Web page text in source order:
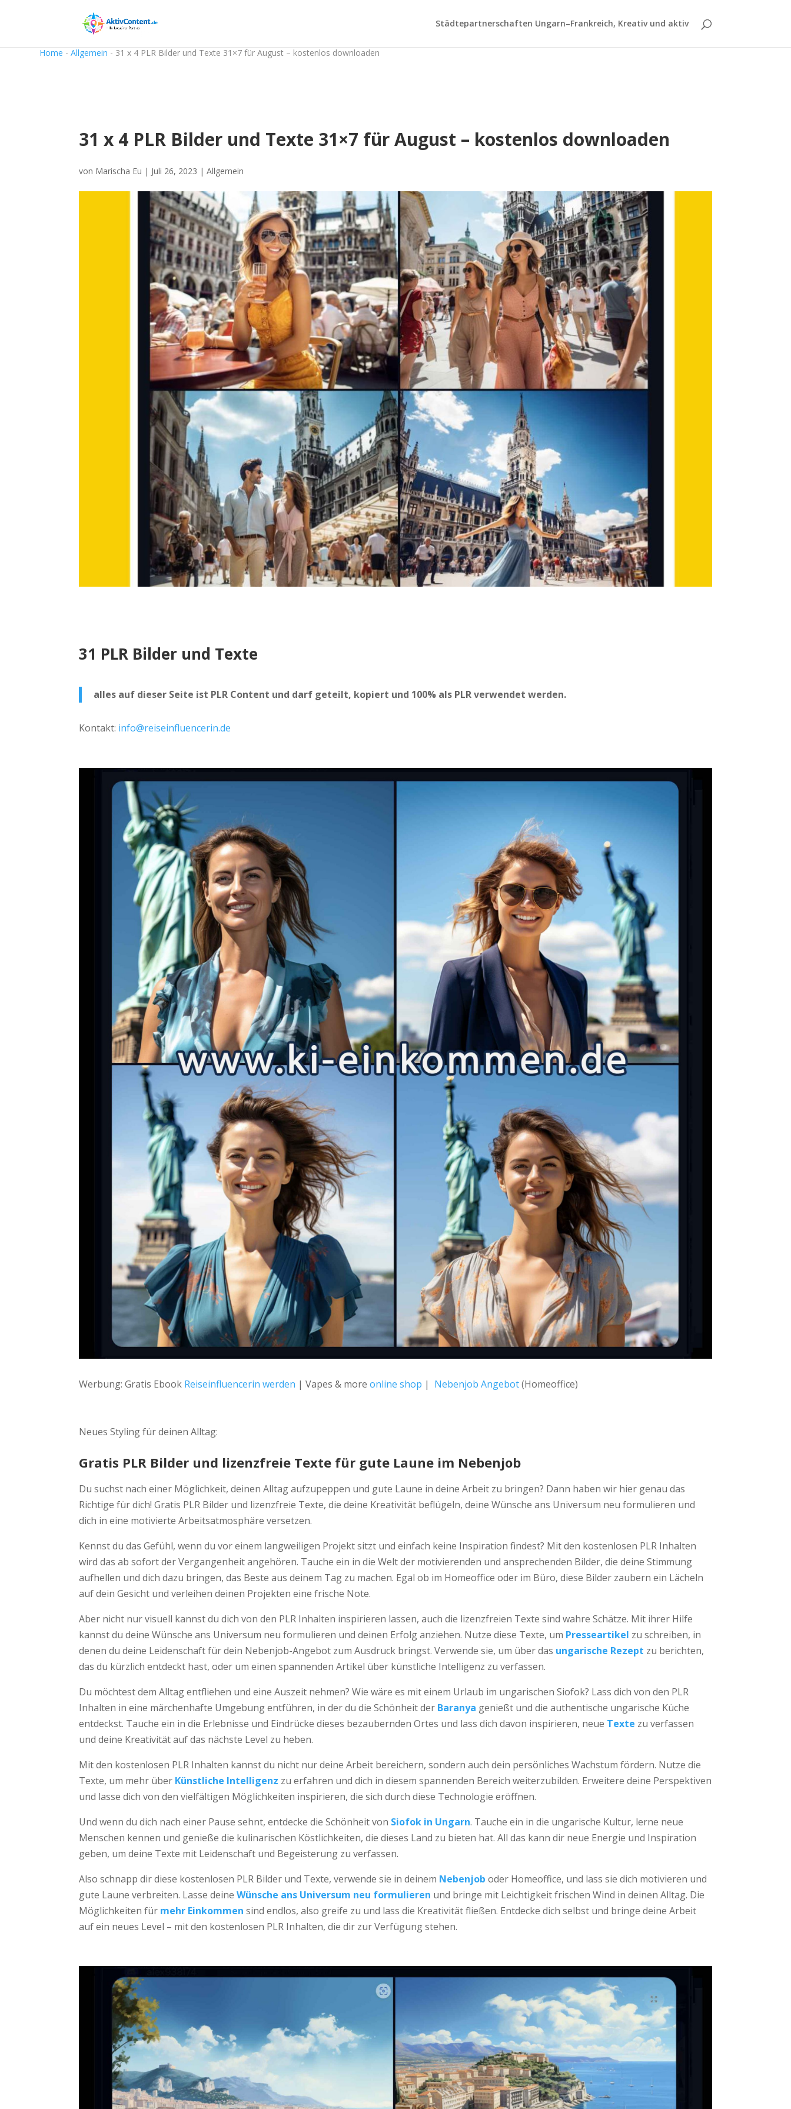
Städtepartnerschaften Ungarn–Frankreich, Kreativ und aktiv
Home -Allgemein - 31 x 4 PLR Bilder und Texte 31×7 für August – kostenlos downloaden
31 x 4 PLR Bilder und Texte 31×7 für August – kostenlos downloaden
von Marischa Eu | Juli 26, 2023 |Allgemein
31 PLR Bilder und Texte
alles auf dieser Seite ist PLR Content und darf geteilt, kopiert und 100% als PLR verwendet werden.
Kontakt: info@reiseinfluencerin.de
Werbung: Gratis Ebook Reiseinfluencerin werden | Vapes & moreonline shop | Nebenjob Angebot(Homeoffice)
Neues Styling für deinen Alltag:
Gratis PLR Bilder und lizenzfreie Texte für gute Laune im Nebenjob
Du suchst nach einer Möglichkeit, deinen Alltag aufzupeppen und gute Laune in deine Arbeit zu bringen? Dann haben wir hier genau das
Richtige für dich! Gratis PLR Bilder und lizenzfreie Texte, die deine Kreativität beflügeln, deine Wünsche ans Universum neu formulieren und
dich in eine motivierte Arbeitsatmosphäre versetzen.
Kennst du das Gefühl, wenn du vor einem langweiligen Projekt sitzt und einfach keine Inspiration findest? Mit den kostenlosen PLR Inhalten
wird das ab sofort der Vergangenheit angehören. Tauche ein in die Welt der motivierenden und ansprechenden Bilder, die deine Stimmung
aufhellen und dich dazu bringen, das Beste aus deinem Tag zu machen. Egal ob im Homeoffice oder im Büro, diese Bilder zaubern ein Lächeln
auf dein Gesicht und verleihen deinen Projekten eine frische Note.
Aber nicht nur visuell kannst du dich von den PLR Inhalten inspirieren lassen, auch die lizenzfreien Texte sind wahre Schätze. Mit ihrer Hilfe
kannst du deine Wünsche ans Universum neu formulieren und deinen Erfolg anziehen. Nutze diese Texte, um Presseartikel zu schreiben, in
denen du deine Leidenschaft für dein Nebenjob-Angebot zum Ausdruck bringst. Verwende sie, um über das ungarische Rezept zu berichten,
das du kürzlich entdeckt hast, oder um einen spannenden Artikel über künstliche Intelligenz zu verfassen.
Du möchtest dem Alltag entfliehen und eine Auszeit nehmen? Wie wäre es mit einem Urlaub im ungarischen Siofok? Lass dich von den PLR
Inhalten in eine märchenhafte Umgebung entführen, in der du die Schönheit der Baranya genießt und die authentische ungarische Küche
entdeckst. Tauche ein in die Erlebnisse und Eindrücke dieses bezaubernden Ortes und lass dich davon inspirieren, neue Texte zu verfassen
und deine Kreativität auf das nächste Level zu heben.
Mit den kostenlosen PLR Inhalten kannst du nicht nur deine Arbeit bereichern, sondern auch dein persönliches Wachstum fördern. Nutze die
Texte, um mehr über Künstliche Intelligenz zu erfahren und dich in diesem spannenden Bereich weiterzubilden. Erweitere deine Perspektiven
und lasse dich von den vielfältigen Möglichkeiten inspirieren, die sich durch diese Technologie eröffnen.
Und wenn du dich nach einer Pause sehnt, entdecke die Schönheit von Siofok in Ungarn. Tauche ein in die ungarische Kultur, lerne neue
Menschen kennen und genieße die kulinarischen Köstlichkeiten, die dieses Land zu bieten hat. All das kann dir neue Energie und Inspiration
geben, um deine Texte mit Leidenschaft und Begeisterung zu verfassen.
Also schnapp dir diese kostenlosen PLR Bilder und Texte, verwende sie in deinem Nebenjob oder Homeoffice, und lass sie dich motivieren und
gute Laune verbreiten. Lasse deineWünsche ans Universum neu formulieren und bringe mit Leichtigkeit frischen Wind in deinen Alltag. Die
Möglichkeiten für mehr Einkommen sind endlos, also greife zu und lass die Kreativität fließen. Entdecke dich selbst und bringe deine Arbeit
auf ein neues Level – mit den kostenlosen PLR Inhalten, die dir zur Verfügung stehen.